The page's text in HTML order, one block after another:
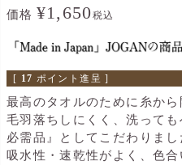
価格 ¥1,650税込
[ 17 ポイント進呈 ]
最高のタオルのために糸から
毛羽落ちしにくく、洗って
必需品』としてこだわりまし
吸水性・速乾性がよく、色